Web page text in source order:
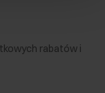
rabatów i